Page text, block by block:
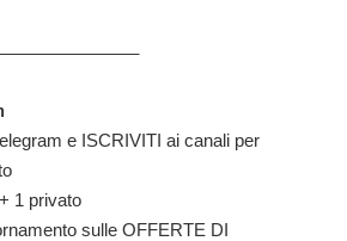
e ISCRIVITI ai canali per
1 privato
sulle OFFERTE DI